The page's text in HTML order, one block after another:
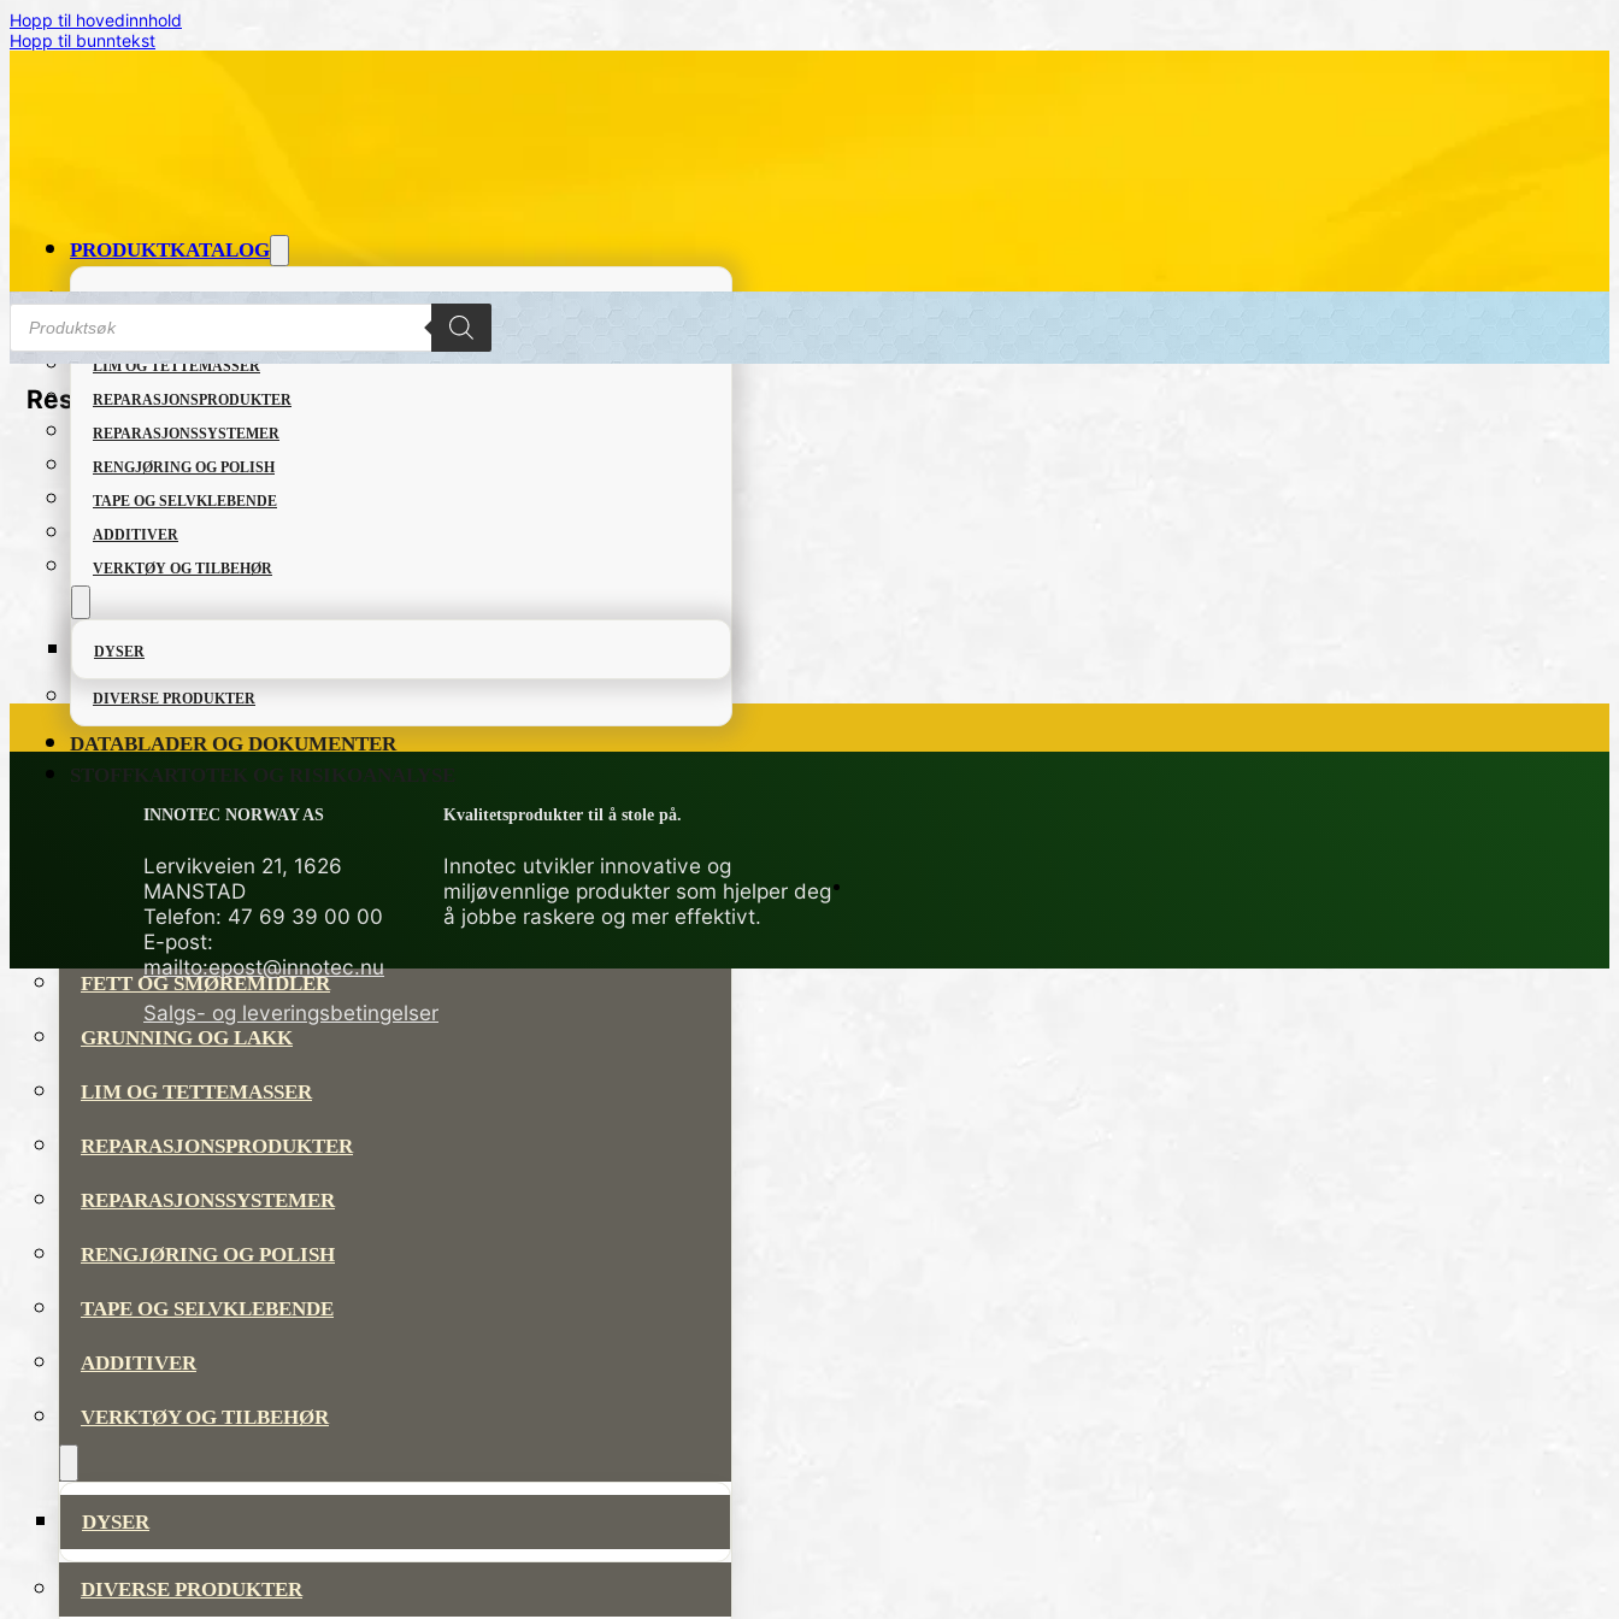
Hopp til hovedinnhold
Hopp til bunntekst
PRODUKTKATALOG
GRUNNING OG LAKK
LIM OG TETTEMASSER
REPARASJONSPRODUKTER
REPARASJONSSYSTEMER
RENGJØRING OG POLISH
TAPE OG SELVKLEBENDE
ADDITIVER
VERKTØY OG TILBEHØR
DYSER
DIVERSE PRODUKTER
DATABLADER OG DOKUMENTER
STOFFKARTOTEK OG RISIKOANALYSE
PRODUKTKATALOG
FETT OG SMØREMIDLER
GRUNNING OG LAKK
LIM OG TETTEMASSER
REPARASJONSPRODUKTER
REPARASJONSSYSTEMER
RENGJØRING OG POLISH
TAPE OG SELVKLEBENDE
ADDITIVER
VERKTØY OG TILBEHØR
DYSER
DIVERSE PRODUKTER
Products
search
Reset passord
INNOTEC NORWAY AS
Lervikveien 21, 1626
MANSTAD
Telefon: 47 69 39 00 00
E-post:
mailto:epost@innotec.nu
Salgs- og leveringsbetingelser
Kvalitetsprodukter til å stole på.
Innotec utvikler innovative og
miljøvennlige produkter som hjelper deg
å jobbe raskere og mer effektivt.